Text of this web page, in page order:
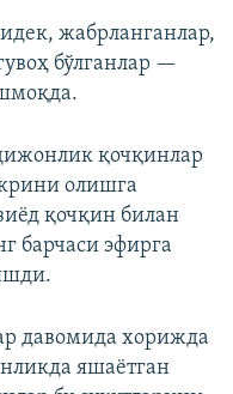
жабрланганлар,
бўлганлар —
қочқинлар
олишга
қочқин билан
барчаси эфирга
давомида хорижда
яшаётган